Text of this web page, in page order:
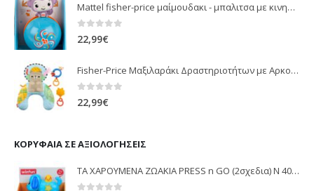
Mattel fisher-price μαίμουδακι - μπαλιτσα με κινηση JLB95
22,99€
Fisher-Price Μαξιλαράκι Δραστηριοτήτων με Αρκουδάκι (JHB44)
22,99€
ΚΟΡΥΦΑΊΑ ΣΕ ΑΞΙΟΛΟΓΉΣΕΙΣ
ΤΑ ΧΑΡΟΥΜΕΝΑ ΖΩΑΚΙΑ PRESS n GO (2σχεδια) Ν 403073